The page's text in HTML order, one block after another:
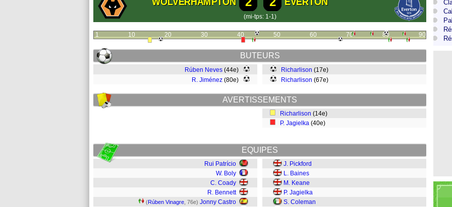
(mi-tps: 1-1)
1 10 20 30 40 50 60 70 80 90
BUTEURS
Rúben Neves (44e)
R. Jiménez (80e)
Richarlison (17e)
Richarlison (67e)
AVERTISSEMENTS
Richarlison (14e)
P. Jagielka (40e)
EQUIPES
Rui Patrício
W. Boly
C. Coady
R. Bennett
(Rúben Vinagre , 76e) Jonny Castro
J. Pickford
L. Baines
M. Keane
P. Jagielka
S. Coleman